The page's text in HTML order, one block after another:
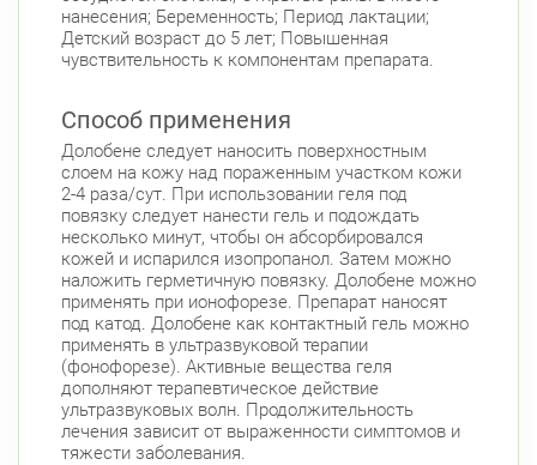
Улица Дыбенко
Подвойского 6/5 (Белышева, 5) 8:00-22:00
Проспект Большевиков Улица Дыбенко
Петроградский район
Чкаловский пр., д. 60 Круглосуточно
Петроградская
Спортивная
Чкаловская
Б. Монетная ул., д. 10 Круглосуточно
Горьковская
Петроградская
Чкаловская
Приморский район
Туристская ул., д.28 к.1 Круглосуточно
Беговая
Савушкина ул., д.143 Круглосуточно
Беговая
нанесения; Беременность; Период лактации;
Детский возраст до 5 лет; Повышенная
чувствительность к компонентам препарата.
Способ применения
Долобене следует наносить поверхностным
слоем на кожу над пораженным участком кожи
2-4 раза/сут. При использовании геля под
повязку следует нанести гель и подождать
несколько минут, чтобы он абсорбировался
кожей и испарился изопропанол. Затем можно
наложить герметичную повязку. Долобене можно
применять при ионофорезе. Препарат наносят
под катод. Долобене как контактный гель можно
применять в ультразвуковой терапии
(фонофорезе). Активные вещества геля
дополняют терапевтическое действие
ультразвуковых волн. Продолжительность
лечения зависит от выраженности симптомов и
тяжести заболевания.